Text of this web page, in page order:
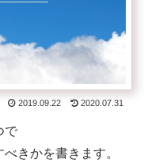
2019.09.22 2020.07.31
で
きかを書きます。